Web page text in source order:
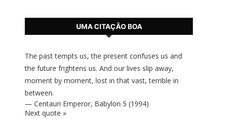
UMA CITAÇÃO BOA
The past tempts us, the present confuses us and
the future frightens us. And our lives slip away,
moment by moment, lost in that vast, terrible in
between.
— Centauri Emperor, Babylon 5 (1994)
Next quote »